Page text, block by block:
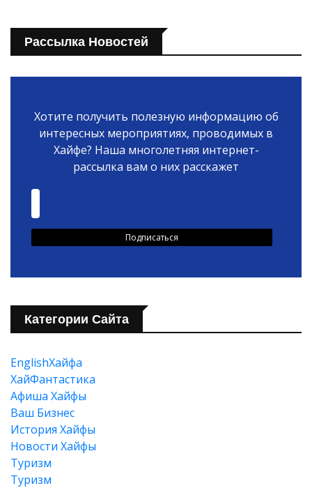
Рассылка Новостей
Хотите получить полезную информацию об
интересных мероприятиях, проводимых в
Хайфе? Наша многолетняя интернет-
рассылка вам о них расскажет
Категории Сайта
EnglishХайфа
XайФантастика
Афиша Хайфы
Ваш Бизнес
История Хайфы
Новости Хайфы
Туризм
Туризм